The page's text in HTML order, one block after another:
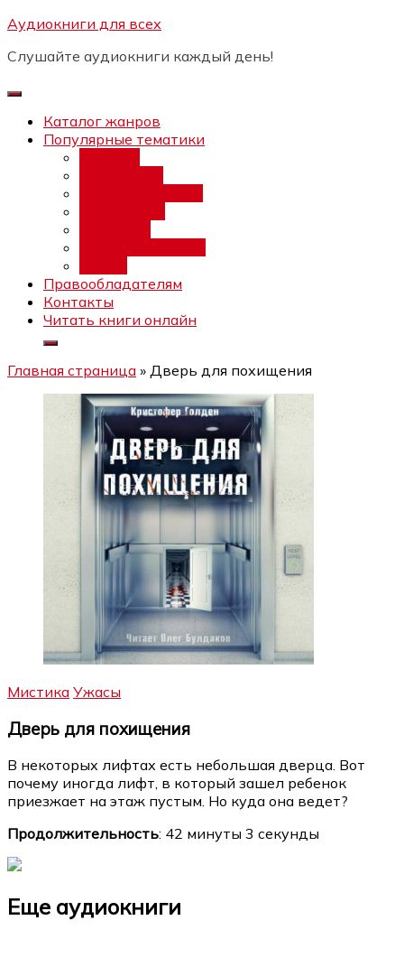
Перейти
содержимому
Аудиокниги для всех
Слушайте аудиокниги каждый день!
Каталог жанров
Популярные тематики
Правообладателям
Контакты
Читать книги онлайн
Главная страница » Дверь для похищения
Мистика Ужасы
Дверь для похищения
В некоторых лифтах есть небольшая дверца. Вот
почему иногда лифт, в который зашел ребенок
приезжает на этаж пустым. Но куда она ведет?
Продолжительность: 42 минуты 3 секунды
Еще аудиокниги
Бесплатный интенсив:
каналов"